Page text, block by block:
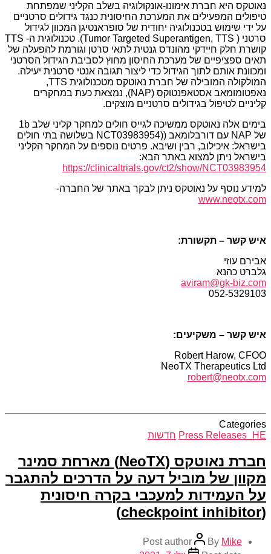
נאוטקס היא חברת אימונו-אונקולוגיה בשלב הקליני שמפתחת
טיפולים המפעילים את המערכת החיסונית כנגד גידולים סרטניים
על ידי שימוש בטכנולוגיה יחודית של סופראנטיגן המכוון לגידול
סרטני ( Tumor Targeted Superantigen, TTS). טכנולוגית ה- TTS
קושרת חלק חיידקי מהונדס גנטית לתאי סרטן וגורמת להפעלה של
תאים ספציפיים של מערכת החיסון מחוץ לסביבת הגידול הסרטני
ומכוונת אותם לתוך הגידול כדי ליצור תגובה אנטי סרטנית יעילה.
המולקולה המובילה של חברת נאוטקס מטכנולוגית TTS,
נאפטומומאב אסטאפנטוקס (NAP), נמצאת כעת במחקרים
קליניים לטיפול בגידולים סרטניים מוצקים.
בימים אלה נאוטקס ממשיכה לגייס חולים למחקר קליני שלב 1b
של NAP עם דורבלומאב ((NCT03983954 בשלושה בתי חולים
בישראל: איכילוב, רבין ושיבא. פרטים נוספים על המחקר הקליני
בישראל ניתן למצוא באתר הבא:
https://clinicaltrials.gov/ct2/show/NCT03983954
למידע נוסף על נאוטקס ניתן לבקר באתר של החברה-
www.neotx.com
איש קשר – תקשורת:
אבירם עוזי
גלברט כהנא
aviram@gk-biz.com
052-5329103
איש קשר – משקיעים:
Robert Harow, CFOO
NeoTX Therapeutics Ltd
robert@neotx.com
Categories
Press Releases_HE חדשות
חברת נאוטקס (NeoTX) מארחת סמינר
מקוון של מוביל דעה על הדרכים להתגבר
על העמידות למעכבי בקרה חיסונית
(checkpoint inhibitor)
Post author By Mike